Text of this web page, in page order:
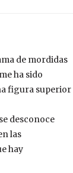
de mordidas
ha sido
figura superior
desconoce
las
hay